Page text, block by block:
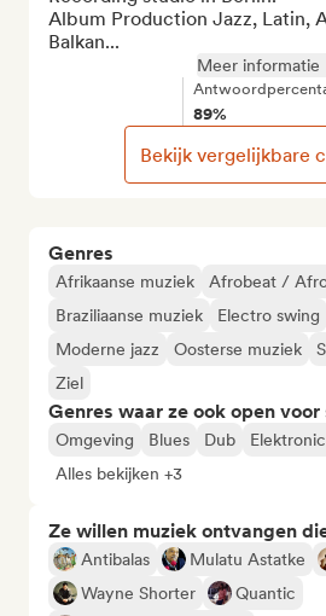
Genres
Afrikaanse muziek
Afrobeat /
Braziliaanse muziek
Electro swing
Moderne jazz
Oosterse muziek
Ziel
Genres waar ze ook open voor
Omgeving Blues Dub
Alles bekijken +3
Ze willen muziek ontvangen
Antibalas Mulatu Astatke
Wayne Shorter
Quantic
Album Production Jazz, Latin,
Balkan...
Meer informatie
89%
Bekijk vergelijkbare